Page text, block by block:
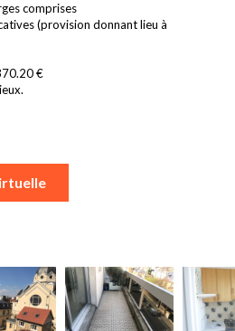
comprises
(provision donnant lieu à
€